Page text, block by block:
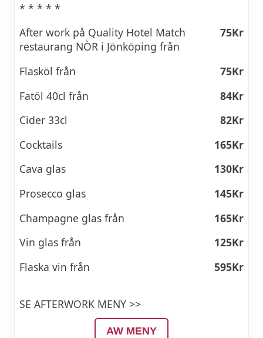
* * * * *
After work på Quality Hotel Match
restaurang NÒR i Jönköping från
75Kr
Flasköl från
75Kr
Fatöl 40cl från
84Kr
Cider 33cl
82Kr
Cocktails
165Kr
Cava glas
130Kr
Prosecco glas
145Kr
Champagne glas från
165Kr
Vin glas från
125Kr
Flaska vin från
595Kr
SE AFTERWORK MENY >>
AW MENY